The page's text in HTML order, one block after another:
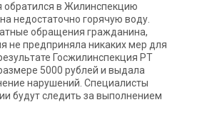
в Жилинспекцию
недостаточно горячую воду.
обращения гражданина,
не предприняла никаких мер для
Госжилинспекция РТ
5000 рублей и выдала
нарушений. Специалисты
будут следить за выполнением